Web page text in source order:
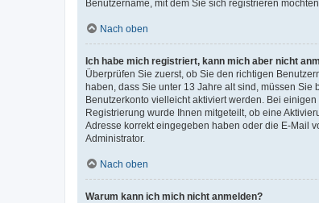
Benutzername, mit dem Sie sich registrieren
Nach oben
Ich habe mich registriert, kann mich aber nicht
Überprüfen Sie zuerst, ob Sie den richtigen
haben, dass Sie unter 13 Jahre alt sind, müssen
Benutzerkonto vielleicht aktiviert werden. Bei
Registrierung wurde Ihnen mitgeteilt, ob eine
Adresse korrekt eingegeben haben oder die E-Mail
Administrator.
Nach oben
Warum kann ich mich nicht anmelden?